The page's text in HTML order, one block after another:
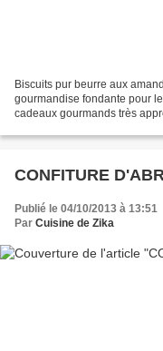
Biscuits pur beurre aux
gourmandise fondante pour
cadeaux gourmands très
CONFITURE
Publié le 04/10/2013 à 13:51
Par Cuisine de Zika